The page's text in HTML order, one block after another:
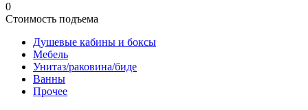
0
Стоимость подъема
Душевые кабины и боксы
Мебель
Унитаз/раковина/биде
Ванны
Прочее